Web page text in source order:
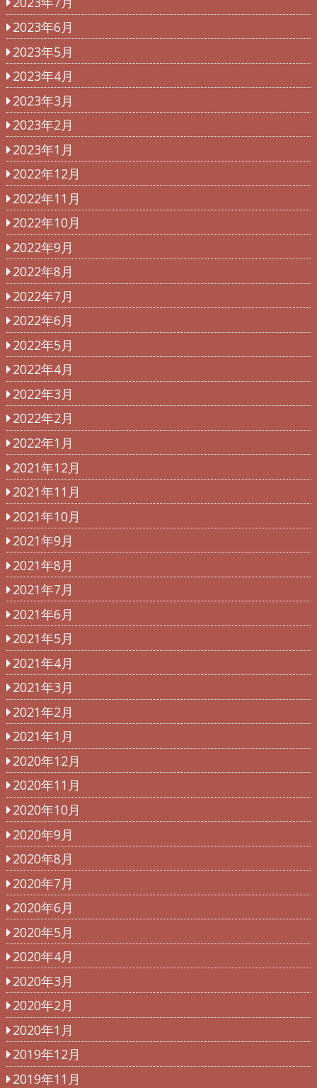
2023年6月
2023年5月
2023年4月
2023年3月
2023年2月
2023年1月
2022年12月
2022年11月
2022年10月
2022年9月
2022年8月
2022年7月
2022年6月
2022年5月
2022年4月
2022年3月
2022年2月
2022年1月
2021年12月
2021年11月
2021年10月
2021年9月
2021年8月
2021年7月
2021年6月
2021年5月
2021年4月
2021年3月
2021年2月
2021年1月
2020年12月
2020年11月
2020年10月
2020年9月
2020年8月
2020年7月
2020年6月
2020年5月
2020年4月
2020年3月
2020年2月
2020年1月
2019年12月
2019年11月